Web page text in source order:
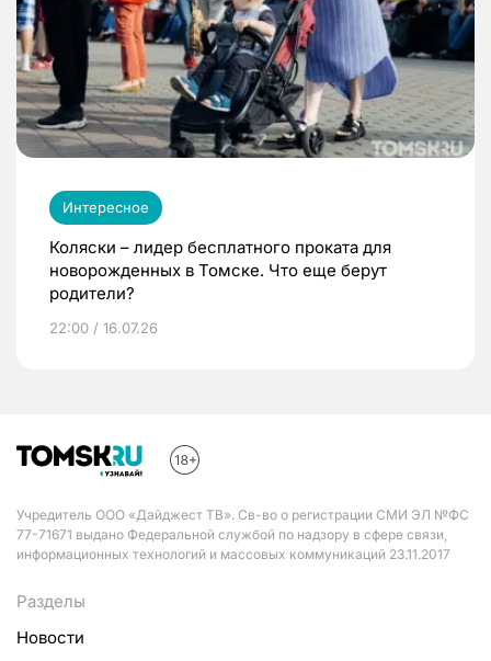
Интересное
Коляски – лидер бесплатного проката для
новорожденных в Томске. Что еще берут
родители?
22:00 / 16.07.26
Учредитель ООО «Дайджест ТВ». Св-во о регистрации СМИ ЭЛ №ФС
77-71671 выдано Федеральной службой по надзору в сфере связи,
информационных технологий и массовых коммуникаций 23.11.2017
Разделы
Новости